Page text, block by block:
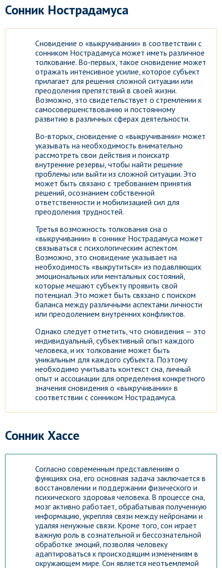
Сонник Нострадамуса
Сновидение о «выкручивании» в соответствии с
сонником Нострадамуса может иметь различное
толкование. Во-первых, такое сновидение может
отражать интенсивное усилие, которое субъект
прилагает для решения сложной ситуации или
преодоления препятствий в своей жизни.
Возможно, это свидетельствует о стремлении к
самосовершенствованию и постоянному
развитию в различных сферах деятельности.
Во-вторых, сновидение о «выкручивании» может
указывать на необходимость внимательно
рассмотреть свои действия и поискатр
внутренние резервы, чтобы найти решение
проблемы или выйти из сложной ситуации. Это
может быть связано с требованием принятия
решений, осознанием собственной
ответственности и мобилизацией сил для
преодоления трудностей.
Третья возможность толкования сна о
«выкручивании» в соннике Нострадамуса может
связываться с психологическим аспектом.
Возможно, это сновидение указывает на
необходимость «выкрутиться» из подавляющих
эмоциональных или ментальных состояний,
которые мешают субъекту проявить свой
потенциал. Это может быть связано с поиском
баланса между различными аспектами личности
или преодолением внутренних конфликтов.
Однако следует отметить, что сновидения — это
индивидуальный, субъективный опыт каждого
человека, и их толкование может быть
уникальным для каждого субъекта. Поэтому
необходимо учитывать контекст сна, личный
опыт и ассоциации для определения конкретного
значения сновидения о «выкручивании» в
соответствии с сонником Нострадамуса.
Сонник Хассе
Согласно современным представлениям о
функциях сна, его основная задача заключается в
восстановлении и поддержании физического и
психического здоровья человека. В процессе сна,
мозг активно работает, обрабатывая полученную
информацию, укрепляя связи между нейронами и
удаляя ненужные связи. Кроме того, сон играет
важную роль в сознательной и бессознательной
обработке эмоций, позволяя человеку
адаптироваться к происходящим изменениям в
окружающем мире. Сон является неотъемлемой